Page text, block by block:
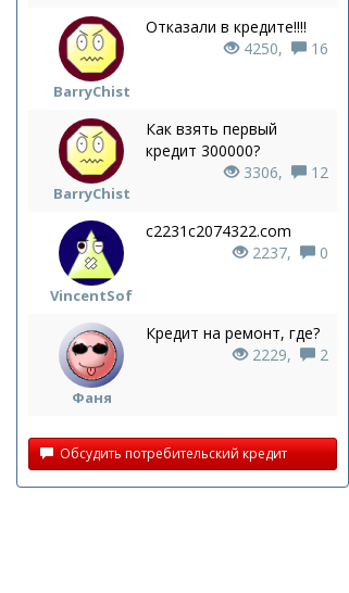
BarryChist
Отказали в кредите!!!!
4250,
16
BarryChist
Как взять первый
кредит 300000?
3306,
12
VincentSof
c2231c2074322.com
2237,
0
Фаня
Кредит на ремонт, где?
2229,
2
Обсудить потребительский кредит